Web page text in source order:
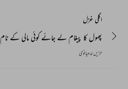
اگلی غزل
پھول کا پیغام لے جائے کوئی مالی کے نام
حزیں لدھیانوی